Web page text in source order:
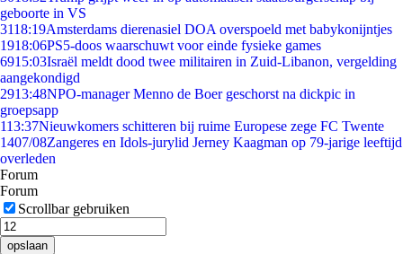
geboorte in VS
3118:19Amsterdams dierenasiel DOA overspoeld met babykonijntjes
1918:06PS5-doos waarschuwt voor einde fysieke games
6915:03Israël meldt dood twee militairen in Zuid-Libanon, vergelding
aangekondigd
2913:48NPO-manager Menno de Boer geschorst na dickpic in
groepsapp
113:37Nieuwkomers schitteren bij ruime Europese zege FC Twente
1407/08Zangeres en Idols-jurylid Jerney Kaagman op 79-jarige leeftijd
overleden
Forum
Forum
Scrollbar gebruiken
opslaan